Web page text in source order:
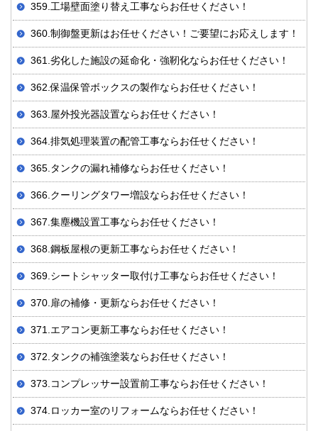
359.工場壁面塗り替え工事ならお任せください！
360.制御盤更新はお任せください！ご要望にお応えします！
361.劣化した施設の延命化・強靭化ならお任せください！
362.保温保管ボックスの製作ならお任せください！
363.屋外投光器設置ならお任せください！
364.排気処理装置の配管工事ならお任せください！
365.タンクの漏れ補修ならお任せください！
366.クーリングタワー増設ならお任せください！
367.集塵機設置工事ならお任せください！
368.鋼板屋根の更新工事ならお任せください！
369.シートシャッター取付け工事ならお任せください！
370.扉の補修・更新ならお任せください！
371.エアコン更新工事ならお任せください！
372.タンクの補強塗装ならお任せください！
373.コンプレッサー設置前工事ならお任せください！
374.ロッカー室のリフォームならお任せください！